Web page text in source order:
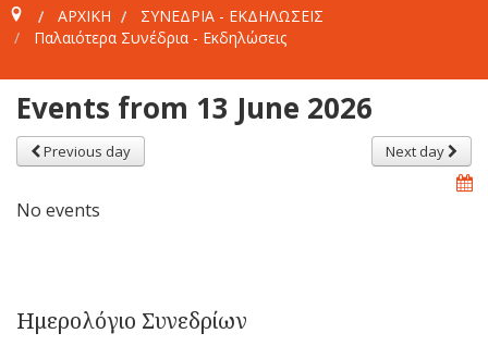
ΑΡΧΙΚΗ
ΣΥΝΕΔΡΙΑ - ΕΚΔΗΛΩΣΕΙΣ
Παλαιότερα Συνέδρια - Εκδηλώσεις
Events from 13 June 2026
Previous day Next day
No events
Ημερολόγιο Συνεδρίων